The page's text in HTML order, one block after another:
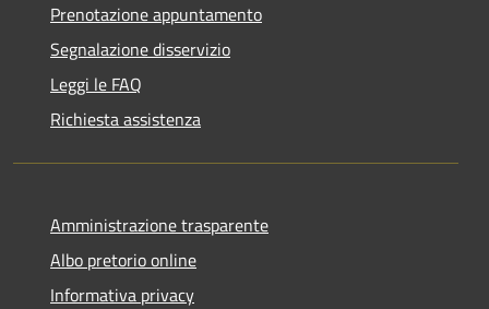
Prenotazione appuntamento
Segnalazione disservizio
Leggi le FAQ
Richiesta assistenza
Amministrazione trasparente
Albo pretorio online
Informativa privacy